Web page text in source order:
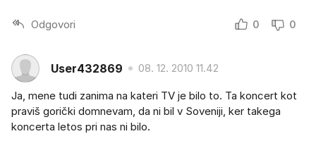
Odgovori 0 0
User432869 08. 12. 2010 11.42
Ja, mene tudi zanima na kateri TV je bilo to. Ta koncert kot
praviš gorički domnevam, da ni bil v Soveniji, ker takega
koncerta letos pri nas ni bilo.